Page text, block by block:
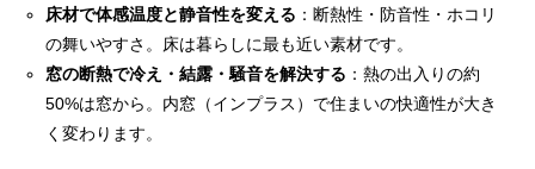
床材で体感温度と静音性を変える ：断熱性・防音性・ホコリ
の舞いやすさ。床は暮らしに最も近い素材です。
窓の断熱で冷え・結露・騒音を解決する ：熱の出入りの約
50%は窓から。内窓（インプラス）で住まいの快適性が大き
く変わります。